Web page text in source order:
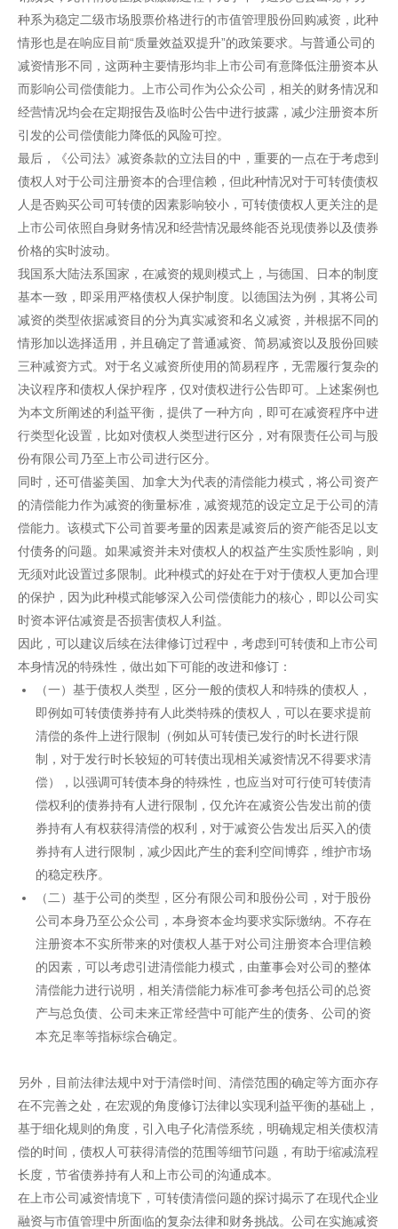
种系为稳定二级市场股票价格进行的市值管理股份回购减资，此种
情形也是在响应目前“质量效益双提升”的政策要求。与普通公司的
减资情形不同，这两种主要情形均非上市公司有意降低注册资本从
而影响公司偿债能力。上市公司作为公众公司，相关的财务情况和
经营情况均会在定期报告及临时公告中进行披露，减少注册资本所
引发的公司偿债能力降低的风险可控。
最后，《公司法》减资条款的立法目的中，重要的一点在于考虑到
债权人对于公司注册资本的合理信赖，但此种情况对于可转债债权
人是否购买公司可转债的因素影响较小，可转债债权人更关注的是
上市公司依照自身财务情况和经营情况最终能否兑现债券以及债券
价格的实时波动。
我国系大陆法系国家，在减资的规则模式上，与德国、日本的制度
基本一致，即采用严格债权人保护制度。以德国法为例，其将公司
减资的类型依据减资目的分为真实减资和名义减资，并根据不同的
情形加以选择适用，并且确定了普通减资、简易减资以及股份回赎
三种减资方式。对于名义减资所使用的简易程序，无需履行复杂的
决议程序和债权人保护程序，仅对债权进行公告即可。上述案例也
为本文所阐述的利益平衡，提供了一种方向，即可在减资程序中进
行类型化设置，比如对债权人类型进行区分，对有限责任公司与股
份有限公司乃至上市公司进行区分。
同时，还可借鉴美国、加拿大为代表的清偿能力模式，将公司资产
的清偿能力作为减资的衡量标准，减资规范的设定立足于公司的清
偿能力。该模式下公司首要考量的因素是减资后的资产能否足以支
付债务的问题。如果减资并未对债权人的权益产生实质性影响，则
无须对此设置过多限制。此种模式的好处在于对于债权人更加合理
的保护，因为此种模式能够深入公司偿债能力的核心，即以公司实
时资本评估减资是否损害债权人利益。
因此，可以建议后续在法律修订过程中，考虑到可转债和上市公司
本身情况的特殊性，做出如下可能的改进和修订：
（一）基于债权人类型，区分一般的债权人和特殊的债权人，
即例如可转债债券持有人此类特殊的债权人，可以在要求提前
清偿的条件上进行限制（例如从可转债已发行的时长进行限
制，对于发行时长较短的可转债出现相关减资情况不得要求清
偿），以强调可转债本身的特殊性，也应当对可行使可转债清
偿权利的债券持有人进行限制，仅允许在减资公告发出前的债
券持有人有权获得清偿的权利，对于减资公告发出后买入的债
券持有人进行限制，减少因此产生的套利空间博弈，维护市场
的稳定秩序。
（二）基于公司的类型，区分有限公司和股份公司，对于股份
公司本身乃至公众公司，本身资本金均要求实际缴纳。不存在
注册资本不实所带来的对债权人基于对公司注册资本合理信赖
的因素，可以考虑引进清偿能力模式，由董事会对公司的整体
清偿能力进行说明，相关清偿能力标准可参考包括公司的总资
产与总负债、公司未来正常经营中可能产生的债务、公司的资
本充足率等指标综合确定。
另外，目前法律法规中对于清偿时间、清偿范围的确定等方面亦存
在不完善之处，在宏观的角度修订法律以实现利益平衡的基础上，
基于细化规则的角度，引入电子化清偿系统，明确规定相关债权清
偿的时间，债权人可获得清偿的范围等细节问题，有助于缩减流程
长度，节省债券持有人和上市公司的沟通成本。
在上市公司减资情境下，可转债清偿问题的探讨揭示了在现代企业
融资与市值管理中所面临的复杂法律和财务挑战。公司在实施减资